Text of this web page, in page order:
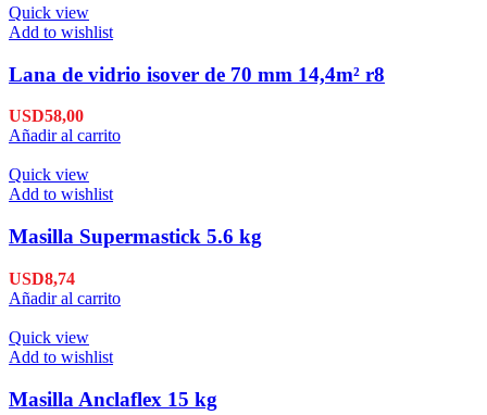
Quick view
Add to wishlist
Lana de vidrio isover de 70 mm 14,4m² r8
USD58,00
Añadir al carrito
Quick view
Add to wishlist
Masilla Supermastick 5.6 kg
USD8,74
Añadir al carrito
Quick view
Add to wishlist
Masilla Anclaflex 15 kg